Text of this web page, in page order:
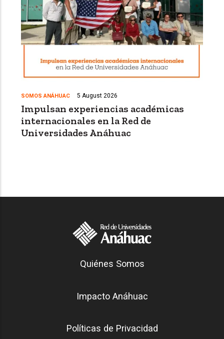
SOMOS ANÁHUAC 5 August 2026
Impulsan experiencias académicas
internacionales en la Red de
Universidades Anáhuac
Generación Anáhuac
Quiénes Somos
Impacto Anáhuac
Políticas de Privacidad